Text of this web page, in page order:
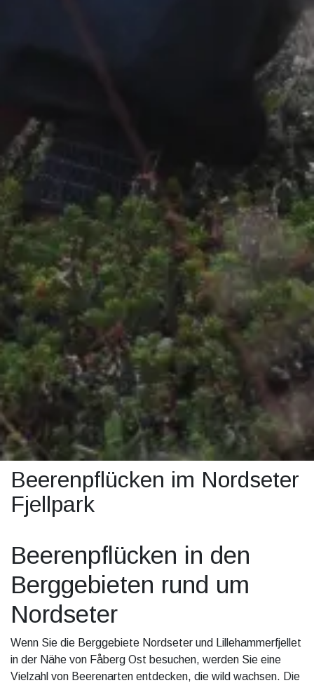
Beerenpflücken im Nordseter
Fjellpark
Beerenpflücken in den
Berggebieten rund um
Nordseter
Wenn Sie die Berggebiete Nordseter und Lillehammerfjellet
in der Nähe von Fåberg Ost besuchen, werden Sie eine
Vielzahl von Beerenarten entdecken, die wild wachsen. Die